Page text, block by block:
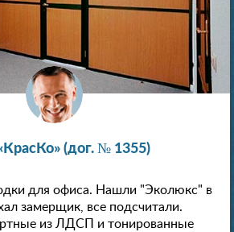
(дог. № 1355)
для офиса. Нашли "Эколюкс" в
замерщик, все подсчитали.
из ЛДСП и тонированные